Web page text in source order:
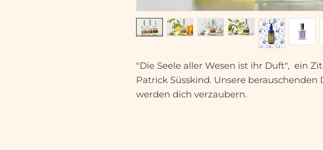
"Die Seele aller Wesen ist ihr Duft", ein
Patrick Süsskind. Unsere
werden dich verzaubern.